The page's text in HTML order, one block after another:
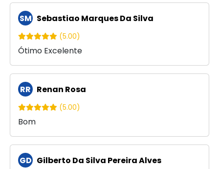
SM Sebastiao Marques Da Silva
(5.00)
Ótimo Excelente
RR Renan Rosa
(5.00)
Bom
GD Gilberto Da Silva Pereira Alves